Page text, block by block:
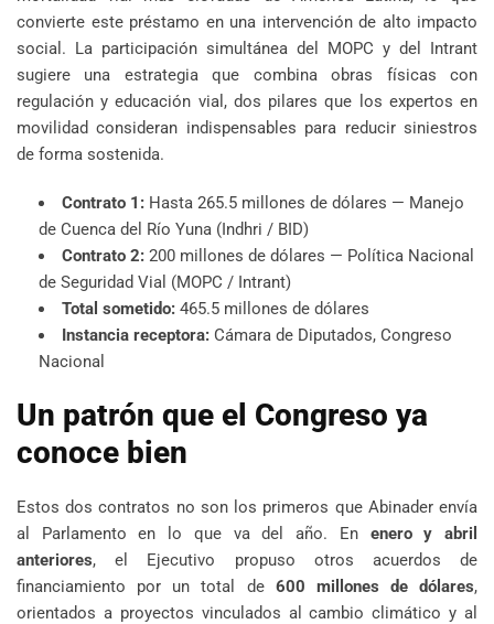
convierte este préstamo en una intervención de alto impacto
social. La participación simultánea del MOPC y del Intrant
sugiere una estrategia que combina obras físicas con
regulación y educación vial, dos pilares que los expertos en
movilidad consideran indispensables para reducir siniestros
de forma sostenida.
Contrato 1: Hasta 265.5 millones de dólares — Manejo
de Cuenca del Río Yuna (Indhri / BID)
Contrato 2: 200 millones de dólares — Política Nacional
de Seguridad Vial (MOPC / Intrant)
Total sometido: 465.5 millones de dólares
Instancia receptora: Cámara de Diputados, Congreso
Nacional
Un patrón que el Congreso ya
conoce bien
Estos dos contratos no son los primeros que Abinader envía
al Parlamento en lo que va del año. En enero y abril
anteriores, el Ejecutivo propuso otros acuerdos de
financiamiento por un total de 600 millones de dólares,
orientados a proyectos vinculados al cambio climático y al